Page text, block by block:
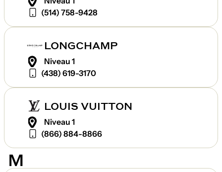
(514) 758-9428
LONGCHAMP
Niveau 1
(438) 619-3170
LOUIS VUITTON
Niveau 1
(866) 884-8866
M